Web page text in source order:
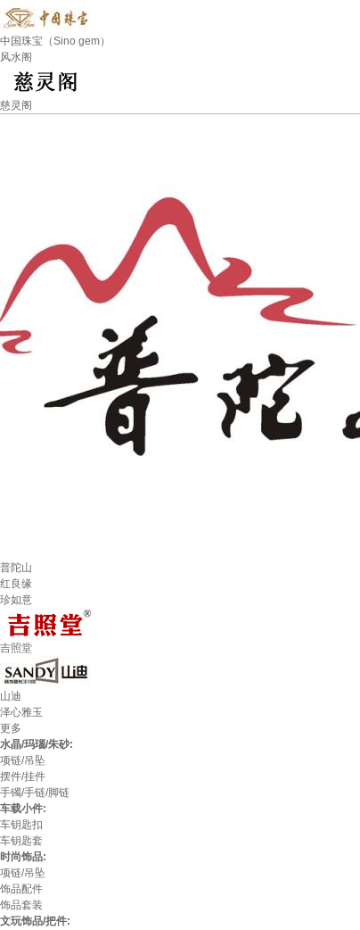
中国珠宝（Sino gem）
风水阁
慈灵阁
普陀山
红良缘
珍如意
吉照堂
山迪
泽心雅玉
更多
水晶/玛瑙/朱砂:
项链/吊坠
摆件/挂件
手镯/手链/脚链
车载小件:
车钥匙扣
车钥匙套
时尚饰品:
项链/吊坠
饰品配件
饰品套装
文玩饰品/把件: